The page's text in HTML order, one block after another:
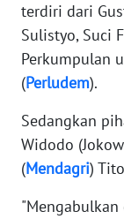
terdiri dari
Sulistyo, Suci
Perkumpulan
(Perludem).
Sedangkan
Widodo
(Mendagri)
PEDOMAN
SIBER
REDAKSI
KARIR
DISCLAIMER